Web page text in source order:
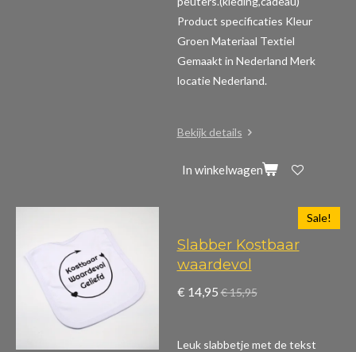
Product specificaties Kleur
Groen Materiaal Textiel
Gemaakt in Nederland Merk
locatie Nederland.
Bekijk details
In winkelwagen
Sale!
Slabber Kostbaar
waardevol
€ 14,95 € 15,95
Leuk slabbetje met de tekst